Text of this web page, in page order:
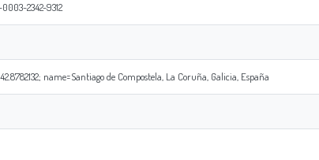
2342-9312
name=Santiago de Compostela, La Coruña, Galicia, España